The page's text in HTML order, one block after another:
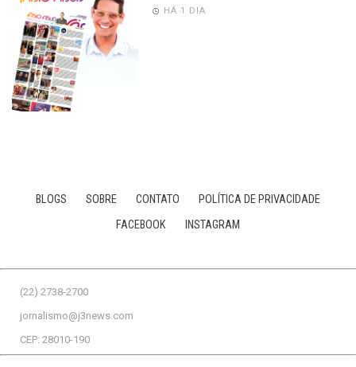
HÁ 1 DIA
BLOGS SOBRE CONTATO
POLÍTICA DE PRIVACIDADE
FACEBOOK
INSTAGRAM
(22) 2738-2700
jornalismo@j3news.com
CEP: 28010-190